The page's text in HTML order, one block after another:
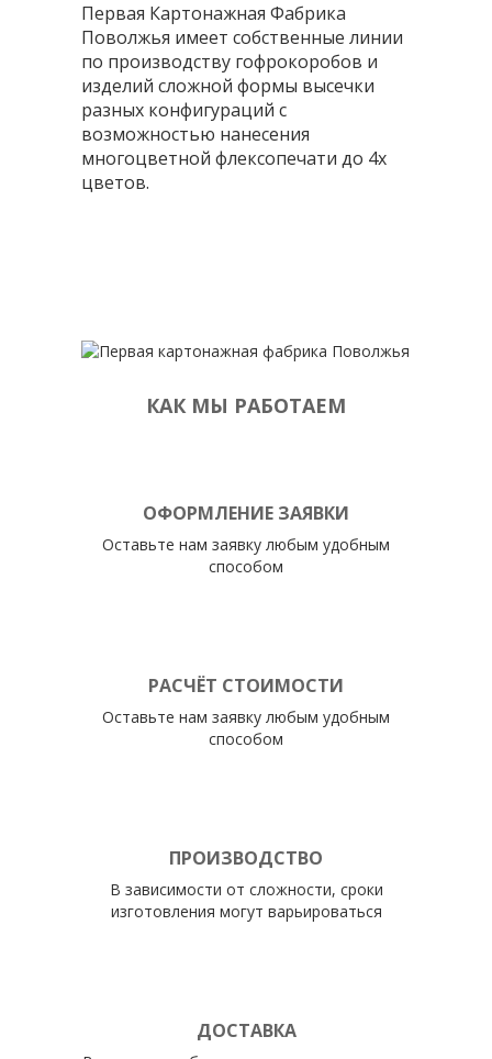
Первая Картонажная Фабрика
Поволжья имеет собственные линии
по производству гофрокоробов и
изделий сложной формы высечки
разных конфигураций с
возможностью нанесения
многоцветной флексопечати до 4х
цветов.
КАК МЫ РАБОТАЕМ
ОФОРМЛЕНИЕ ЗАЯВКИ
Оставьте нам заявку любым удобным
способом
РАСЧЁТ СТОИМОСТИ
Оставьте нам заявку любым удобным
способом
ПРОИЗВОДСТВО
В зависимости от сложности, сроки
изготовления могут варьироваться
ДОСТАВКА